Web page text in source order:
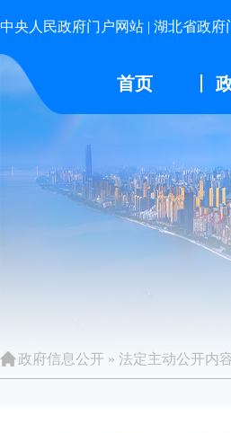
中央人民政府门户网站 | 湖北省政府
首页
政府信息公开 » 法定主动公开内